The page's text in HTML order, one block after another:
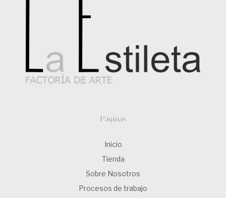
Páginas
Inicio
Tienda
Sobre Nosotros
Procesos de trabajo